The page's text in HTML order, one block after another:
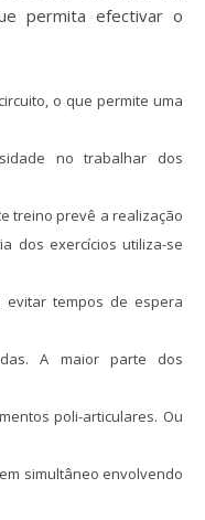
permita efectivar o
o que permite uma
no trabalhar dos
treino prevê a realização
dos exercícios utiliza-se
evitar tempos de espera
A maior parte dos
poli-articulares. Ou
simultâneo envolvendo